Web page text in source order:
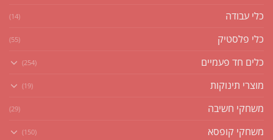
כלי עבודה (14)
כלי פלסטיק (55)
כלים חד פעמיים (254)
מוצרי תינוקות (19)
משחקי חשיבה (29)
משחקי קופסא (150)